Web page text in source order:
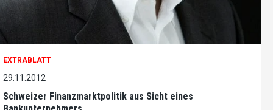
EXTRABLATT
29.11.2012
Schweizer Finanzmarktpolitik aus Sicht eines